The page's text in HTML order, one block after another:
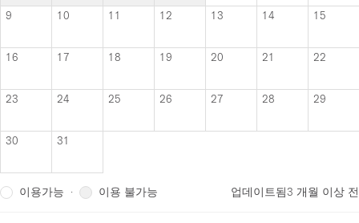
9 10 11 12 13 14 15
16 17 18 19 20 21 22
23 24 25 26 27 28 29
30 31
이용가능 · 이용 불가능 업데이트됨3 개월 이상 전